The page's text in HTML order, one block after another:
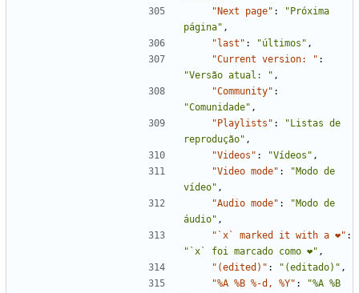
"Next page" :
"Próxima
página" ,
"last" : "últimos" ,
"Current version: " :
"Versão atual: " ,
"Community" :
"Comunidade" ,
"Playlists" :
"Listas de
reprodução" ,
"Videos" : "Vídeos" ,
"Video mode" :
"Modo de
vídeo" ,
"Audio mode" :
"Modo de
áudio" ,
"`x` marked it with a ❤" :
"`x` foi marcado como ❤" ,
"(edited)" : "(editado)" ,
"%A %B %-d, %Y" :
"%A %B